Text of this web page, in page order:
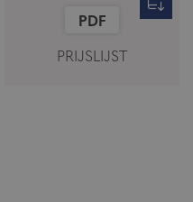
PDF
PRIJSLIJST